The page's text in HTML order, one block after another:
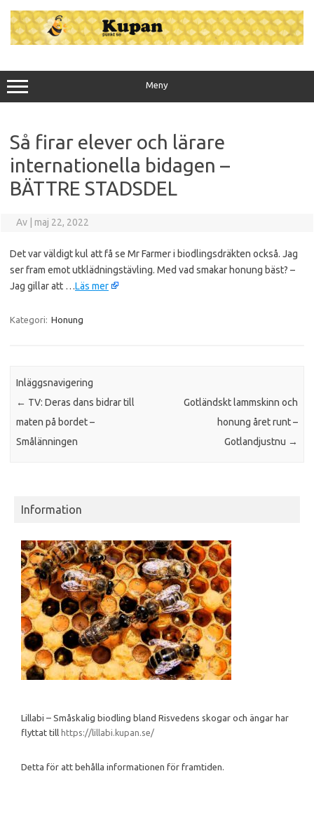
innehåll
Meny
Så firar elever och lärare
internationella bidagen –
BÄTTRE STADSDEL
Av maj 22, 2022
Det var väldigt kul att få se Mr Farmer i biodlingsdräkten också. Jag
ser fram emot utklädningstävling. Med vad smakar honung bäst? –
Jag gillar att …Läs mer
Kategori: Honung
Inläggsnavigering
← TV: Deras dans bidrar till
maten på bordet –
Smålänningen
Gotländskt lammskinn och
honung året runt –
Gotlandjustnu →
Information
Lillabi – Småskalig biodling bland Risvedens skogar och ängar har
flyttat till https://lillabi.kupan.se/
Detta för att behålla informationen för framtiden.